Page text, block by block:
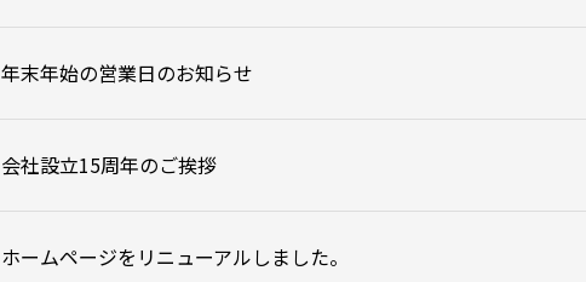
年末年始の営業日のお知らせ
会社設立15周年のご挨拶
ホームページをリニューアルしました。